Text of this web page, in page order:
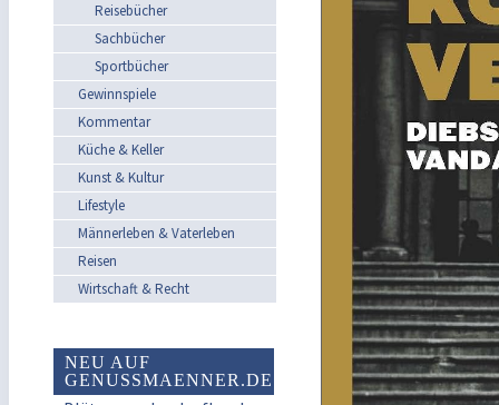
Reisebücher
Sachbücher
Sportbücher
Gewinnspiele
Kommentar
Küche & Keller
Kunst & Kultur
Lifestyle
Männerleben & Vaterleben
Reisen
Wirtschaft & Recht
NEU AUF
GENUSSMAENNER.DE